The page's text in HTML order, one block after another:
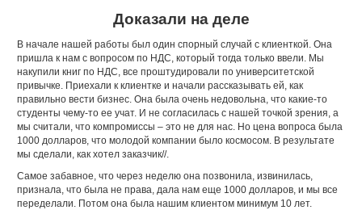
Доказали на деле
В начале нашей работы был один спорный случай с клиенткой. Она
пришла к нам с вопросом по НДС, который тогда только ввели. Мы
накупили книг по НДС, все проштудировали по университетской
привычке. Приехали к клиентке и начали рассказывать ей, как
правильно вести бизнес. Она была очень недовольна, что какие-то
студенты чему-то ее учат. И не согласилась с нашей точкой зрения, а
мы считали, что компромиссы – это не для нас. Но цена вопроса была
1000 долларов, что молодой компании было космосом. В результате
мы сделали, как хотел заказчик//.
Самое забавное, что через неделю она позвонила, извинилась,
признала, что была не права, дала нам еще 1000 долларов, и мы все
переделали. Потом она была нашим клиентом минимум 10 лет.